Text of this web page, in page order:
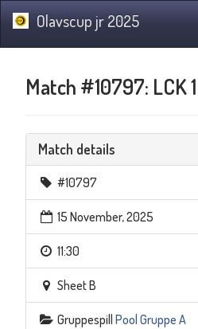
Olavscup jr 2025
Match #10797: LCK
Match details
#10797
15 November, 2025
11:30
Sheet B
Gruppespill Pool Gruppe A